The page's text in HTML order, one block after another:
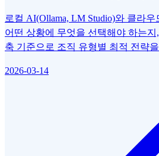
로컬 AI(Ollama, LM Studio)와 클라우
어떤 상황에 무엇을 선택해야 하는지
축 기준으로 조직 유형별 최적 전략
2026-03-14